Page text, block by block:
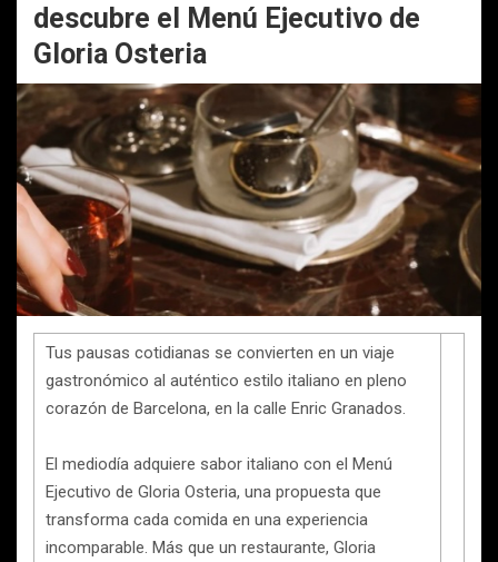
descubre el Menú Ejecutivo de
Gloria Osteria
Tus pausas cotidianas se convierten en un viaje
gastronómico al auténtico estilo italiano en pleno
corazón de Barcelona, en la calle Enric Granados.
El mediodía adquiere sabor italiano con el Menú
Ejecutivo de Gloria Osteria, una propuesta que
transforma cada comida en una experiencia
incomparable. Más que un restaurante, Gloria